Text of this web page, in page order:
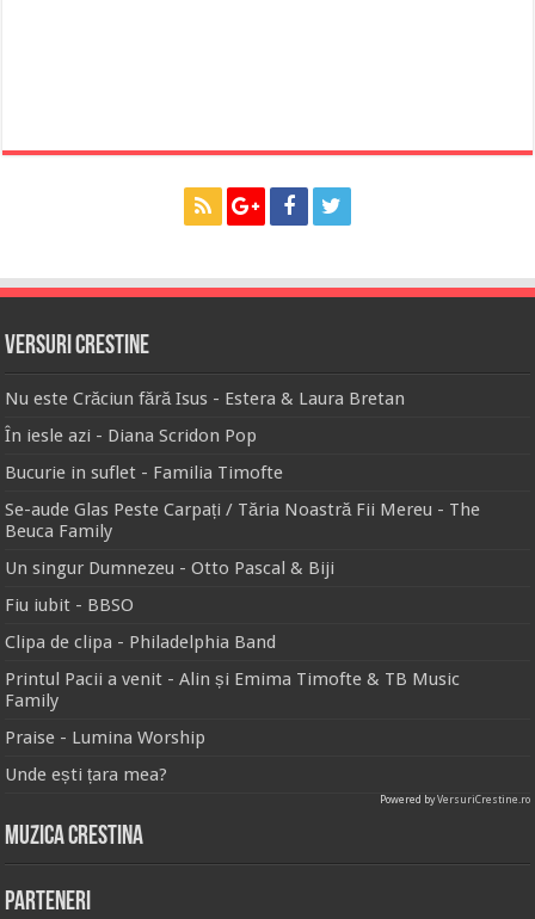
Versuri Crestine
Nu este Crăciun fără Isus - Estera & Laura Bretan
În iesle azi - Diana Scridon Pop
Bucurie in suflet - Familia Timofte
Se-aude Glas Peste Carpați / Tăria Noastră Fii Mereu - The
Beuca Family
Un singur Dumnezeu - Otto Pascal & Biji
Fiu iubit - BBSO
Clipa de clipa - Philadelphia Band
Printul Pacii a venit - Alin și Emima Timofte & TB Music
Family
Praise - Lumina Worship
Unde ești țara mea?
Powered byVersuriCrestine.ro
Muzica Crestina
Parteneri